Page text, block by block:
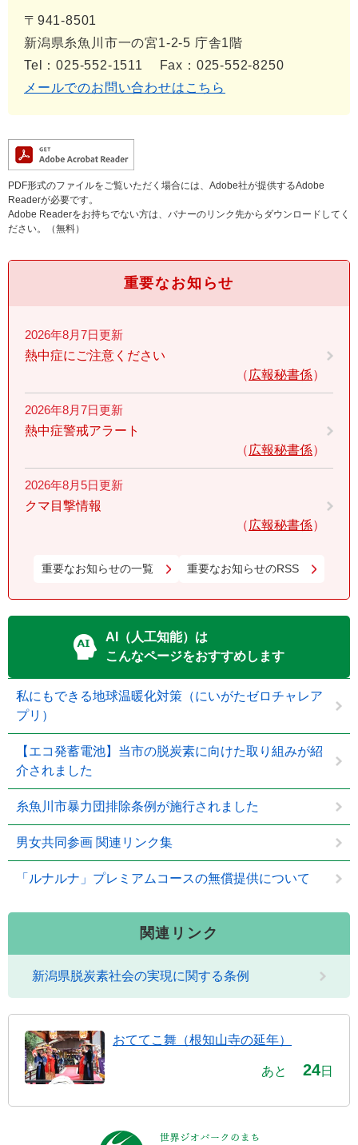
〒941-8501
新潟県糸魚川市一の宮1-2-5 庁舎1階
Tel：025-552-1511
Fax：025-552-8250
メールでのお問い合わせはこちら
PDF形式のファイルをご覧いただく場合には、Adobe社が提供するAdobe
Readerが必要です。
Adobe Readerをお持ちでない方は、バナーのリンク先からダウンロードしてく
ださい。（無料）
重要なお知らせ
2026年8月7日更新
熱中症にご注意ください
広報秘書係
2026年8月7日更新
熱中症警戒アラート
広報秘書係
2026年8月5日更新
クマ目撃情報
広報秘書係
重要なお知らせの一覧 重要なお知らせのRSS
AI（人工知能）は
こんなページをおすすめします
私にもできる地球温暖化対策（にいがたゼロチャレア
プリ）
【エコ発蓄電池】当市の脱炭素に向けた取り組みが紹
介されました
糸魚川市暴力団排除条例が施行されました
男女共同参画 関連リンク集
「ルナルナ」プレミアムコースの無償提供について
関連リンク
新潟県脱炭素社会の実現に関する条例
おててこ舞（根知山寺の延年）
あと 24日